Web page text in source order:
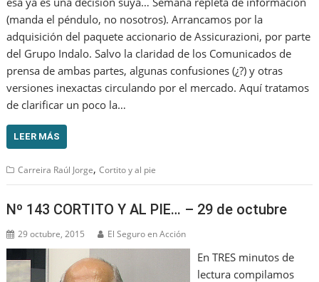
(manda el péndulo, no nosotros). Arrancamos por la
adquisición del paquete accionario de Assicurazioni, por parte
del Grupo Indalo. Salvo la claridad de los Comunicados de
prensa de ambas partes, algunas confusiones (¿?) y otras
versiones inexactas circulando por el mercado. Aquí tratamos
de clarificar un poco la…
LEER MÁS
Carreira Raúl Jorge,Cortito y al pie
Nº 143 CORTITO Y AL PIE… – 29 de octubre
29 octubre, 2015 El Seguro en Acción
En TRES minutos de
lectura compilamos